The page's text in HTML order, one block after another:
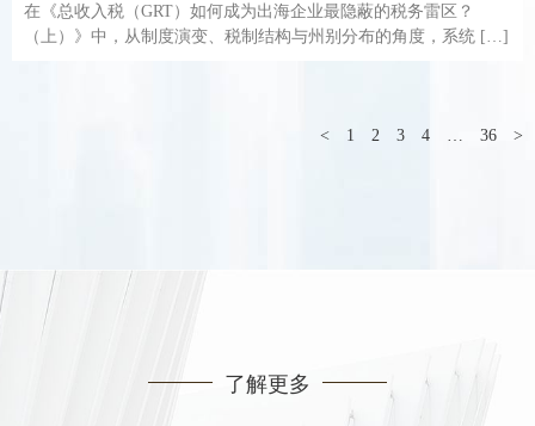
在《总收入税（GRT）如何成为出海企业最隐蔽的税务雷区？
（上）》中，从制度演变、税制结构与州别分布的角度，系统 […]
< 1 2 3 4 36 >
了解更多